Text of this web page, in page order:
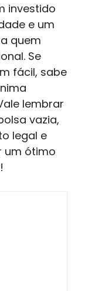
investido
e um
quem
Se
fácil, sabe
lembrar
vazia,
legal e
um ótimo